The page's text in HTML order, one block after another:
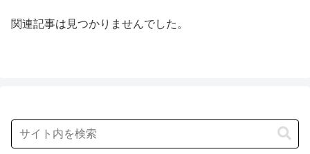
関連記事は見つかりませんでした。